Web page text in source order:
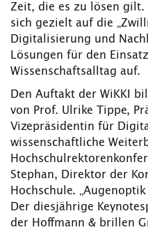
Zeit, die es zu lösen
sich gezielt auf die
Digitalisierung und
Lösungen für den
Wissenschaftsalltag auf.
Den Auftakt der WiKKI
von Prof. Ulrike Tippe,
Vizepräsidentin für
wissenschaftliche
Stephan, Direktor der
Hochschule.
Der diesjährige
der Hoffmann & brillen